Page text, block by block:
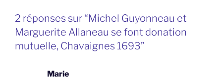
2 réponses sur “Michel Guyonneau et
Marguerite Allaneau se font donation
mutuelle, Chavaignes 1693”
Marie